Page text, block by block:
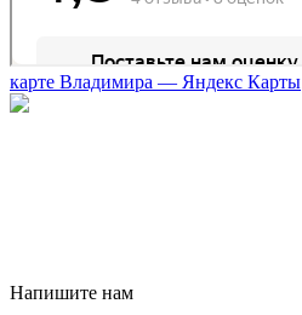
карте Владимира — Яндекс Карты
Напишите нам